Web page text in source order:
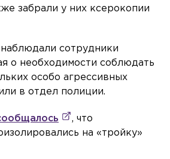
забрали у них ксерокопии
сотрудники
о необходимости соблюдать
особо агрессивных
в отдел полиции.
, что
на «тройку»